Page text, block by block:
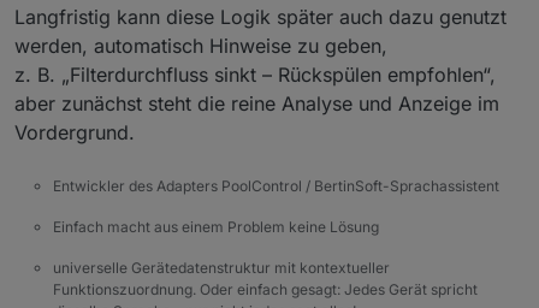
Langfristig kann diese Logik später auch dazu genutzt
werden, automatisch Hinweise zu geben,
z. B. „Filterdurchfluss sinkt – Rückspülen empfohlen“,
aber zunächst steht die reine Analyse und Anzeige im
Vordergrund.
Entwickler des Adapters PoolControl / BertinSoft-Sprachassistent
Einfach macht aus einem Problem keine Lösung
universelle Gerätedatenstruktur mit kontextueller
Funktionszuordnung. Oder einfach gesagt: Jedes Gerät spricht